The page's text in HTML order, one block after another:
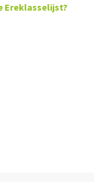
Ereklasselijst?